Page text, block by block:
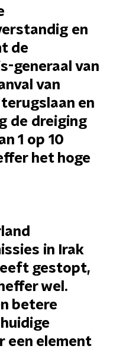
en
de
generaal van
van
en
de dreiging
1 op 10
het hoge
in Irak
gestopt,
wel.
betere
een element